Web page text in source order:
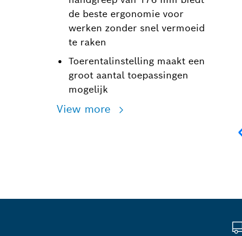
de beste ergonomie voor
werken zonder snel vermoeid
te raken
Toerentalinstelling maakt een
groot aantal toepassingen
mogelijk
View more